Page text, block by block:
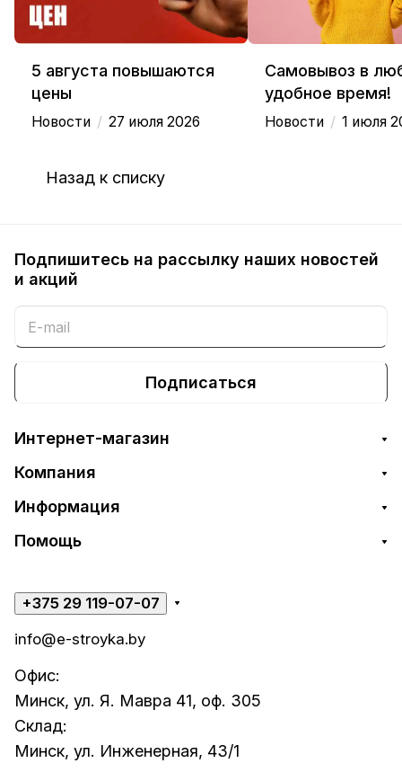
5 августа повышаются
цены
Новости / 27 июля 2026
Самовывоз в
удобное время!
Новости / 1 июля
Назад к списку
Подпишитесь на рассылку наших новостей
и акций
Подписаться
Интернет-магазин
Компания
Информация
Помощь
+375 29 119-07-07
info@e-stroyka.by
Офис:
Минск, ул. Я. Мавра 41, оф. 305
Склад:
Минск, ул. Инженерная, 43/1